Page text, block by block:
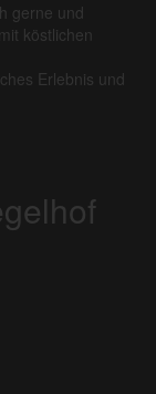
gerne und
köstlichen
Erlebnis und